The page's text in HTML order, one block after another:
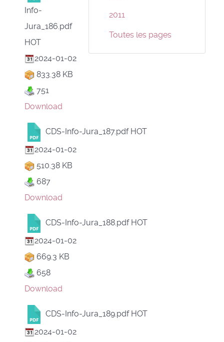
2011
Toutes les pages
Info-
Jura_186.pdf
HOT
2024-01-02
833.38 KB
751
Download
CDS-Info-Jura_187.pdf HOT
2024-01-02
510.38 KB
687
Download
CDS-Info-Jura_188.pdf HOT
2024-01-02
669.3 KB
658
Download
CDS-Info-Jura_189.pdf HOT
2024-01-02